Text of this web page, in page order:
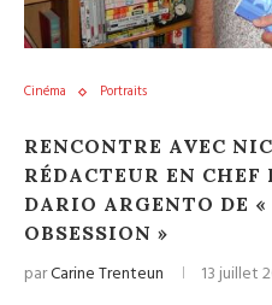
Cinéma Portraits
RENCONTRE AVEC
RÉDACTEUR EN CHEF
DARIO ARGENTO DE
OBSESSION »
parCarine Trenteun 13 juillet